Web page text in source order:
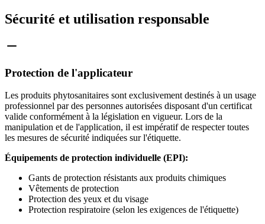
Sécurité et utilisation responsable
Protection de l'applicateur
Les produits phytosanitaires sont exclusivement destinés à un usage
professionnel par des personnes autorisées disposant d'un certificat
valide conformément à la législation en vigueur. Lors de la
manipulation et de l'application, il est impératif de respecter toutes
les mesures de sécurité indiquées sur l'étiquette.
Équipements de protection individuelle (EPI):
Gants de protection résistants aux produits chimiques
Vêtements de protection
Protection des yeux et du visage
Protection respiratoire (selon les exigences de l'étiquette)